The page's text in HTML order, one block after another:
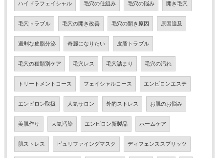
ハイドラフェイシャル 毛穴の仕組み 毛穴の悩み 開き毛穴
毛穴トラブル 毛穴の開き改善 毛穴の開き原因 原因追及
過剰な皮脂分泌 奇麗になりたい 皮脂トラブル
毛穴の種類別ケア 毛穴レス 毛穴詰まり 毛穴の汚れ
トリートメントコース フェイシャルコース エンビロンエステ
エンビロン取扱 人気サロン 外的ストレス お肌のお悩み
美肌作り 大気汚染 エンビロン新製品 ホームケア
肌ストレス ピュリファイングマスク ディフェンススプリッツ